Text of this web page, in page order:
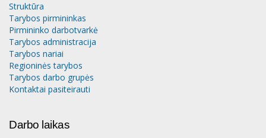
Struktūra
Tarybos pirmininkas
Pirmininko darbotvarkė
Tarybos administracija
Tarybos nariai
Regioninės tarybos
Tarybos darbo grupės
Kontaktai pasiteirauti
Darbo laikas